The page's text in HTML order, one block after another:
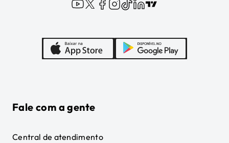
Fale com a gente
Central de atendimento